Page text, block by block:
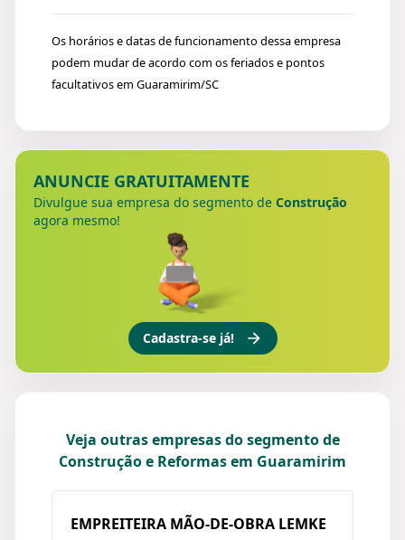
Os horários e datas de funcionamento dessa empresa
podem mudar de acordo com os feriados e pontos
facultativos em Guaramirim/SC
ANUNCIE GRATUITAMENTE
Divulgue sua empresa do segmento de Construção
agora mesmo!
Cadastra-se já!
Veja outras empresas do segmento de
Construção e Reformas em Guaramirim
EMPREITEIRA MÃO-DE-OBRA LEMKE